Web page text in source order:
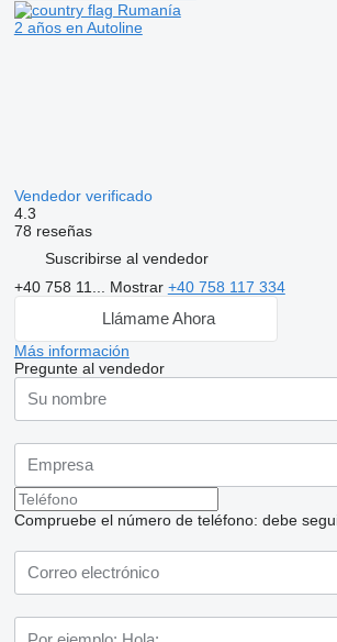
Rumanía
2 años en Autoline
Vendedor verificado
4.3
78 reseñas
Suscribirse al vendedor
+40 758 11... Mostrar +40 758 117 334
Llámame Ahora
Más información
Pregunte al vendedor
Compruebe el número de teléfono: debe